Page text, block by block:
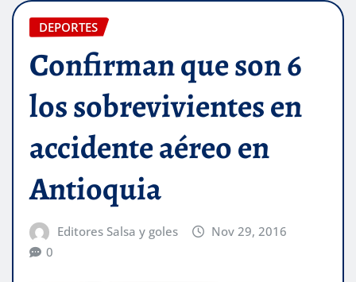
DEPORTES
Confirman que son 6
los sobrevivientes en
accidente aéreo en
Antioquia
Editores Salsa y goles
Nov 29, 2016
0